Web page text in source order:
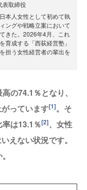
表取締役
本人女性として初めて執
ングや戦略立案において
きた。2026年4月、これ
育成する「西荻経営塾」
担う女性経営者の輩出を
の74.1％となり、
っています[1]。そ
は13.1％[2]、女性
えない状況です。